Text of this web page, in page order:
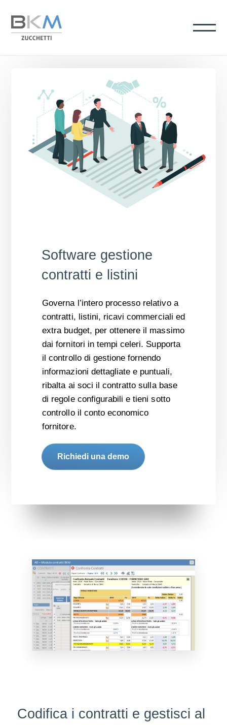
Software gestione
contratti e listini
Governa l’intero processo relativo a
contratti, listini, ricavi commerciali ed
extra budget, per ottenere il massimo
dai fornitori in tempi celeri. Supporta
il controllo di gestione fornendo
informazioni dettagliate e puntuali,
ribalta ai soci il contratto sulla base
di regole configurabili e tieni sotto
controllo il conto economico
fornitore.
Richiedi una demo
Codifica i contratti e gestisci al